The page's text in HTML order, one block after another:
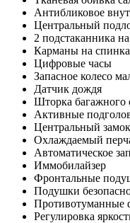
Антибликовое
Центральный
2 подстаканника
Карманы на
Цифровые часы
Запасное колесо
Датчик дождя
Шторка багажного
Активные
Центральный
Охлаждаемый
Автоматическое
Иммобилайзер
Фронтальные
Подушки
Противотуманные
Регулировка